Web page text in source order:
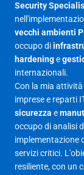
Giugno 2025
Maggio 2025
Aprile 2025
Marzo 2025
Febbraio 2025
Gennaio 2025
Giugno 2023
Maggio 2023
Security
vecchi ambienti
occupo di
hardeninge
internazionali.
Con la mia attività
imprese e reparti
sicurezza e
occupo di analisi
implementazione
servizi critici.
resiliente, con un